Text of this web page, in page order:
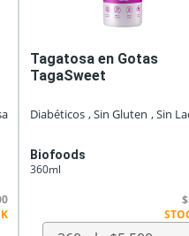
Tagatosa en Gotas
TagaSweet
Diabéticos , Sin Gluten , Sin
Biofoods
360ml